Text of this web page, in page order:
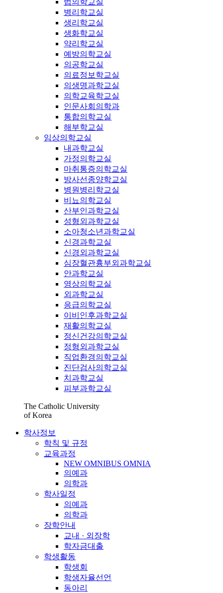
병리학교실
생리학교실
생화학교실
약리학교실
예방의학교실
의공학교실
의료정보학교실
의생명과학교실
의학교육학교실
인문사회의학과
통합의학교실
해부학교실
임상의학교실
내과학교실
가정의학교실
마취통증의학교실
방사선종양학교실
병원병리학교실
비뇨의학교실
산부인과학교실
성형외과학교실
소아청소년과학교실
신경과학교실
신경외과학교실
심장혈관흉부외과학교실
안과학교실
영상의학교실
외과학교실
응급의학교실
이비인후과학교실
재활의학교실
정신건강의학교실
정형외과학교실
직업환경의학교실
진단검사의학교실
치과학교실
피부과학교실
The Catholic University
of Korea
학사정보
학칙 및 규정
교육과정
NEW OMNIBUS OMNIA
의예과
의학과
학사일정
의예과
의학과
장학안내
교내 · 외장학
학자금대출
학생활동
학생회
학생자율선언
동아리